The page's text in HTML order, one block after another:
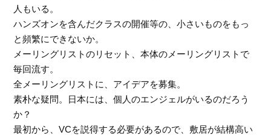
人もいる。
ハンズオンを含んだクラスの開催等の、小さいものをもっ
と頻繁にできないか。
メーリングリストのリセット、本体のメーリングリストで
毎回流す。
全メーリングリストに、アイデアを募集。
素朴な疑問。日本には、個人のエンジェルがいるのだろう
か？
最初から、VCを説得する必要があるので、敷居が結構高い